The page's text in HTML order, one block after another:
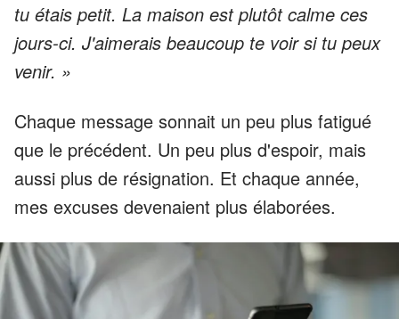
tu étais petit. La maison est plutôt calme ces
jours-ci. J'aimerais beaucoup te voir si tu peux
venir. »
Chaque message sonnait un peu plus fatigué
que le précédent. Un peu plus d'espoir, mais
aussi plus de résignation. Et chaque année,
mes excuses devenaient plus élaborées.